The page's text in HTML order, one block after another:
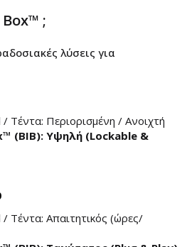
Box™ ;
λύσεις για
Τέντα: Περιορισμένη / Ανοιχτή
(BIB): Υψηλή (Lockable &
Τέντα: Απαιτητικός (ώρες/